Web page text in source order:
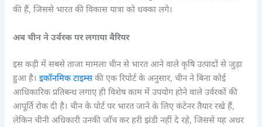
की हैं, जिससे भारत की विकास यात्रा को धक्का लगे।
अब चीन ने उर्वरक पर लगाया बैरियर
इस कड़ी में सबसे ताजा मामला चीन से भारत आने वाले कृषि उत्पादों से जुड़ा
हुआ है।इकॉनमिक टाइम्स की एक रिपोर्ट के अनुसार, चीन ने बिना कोई
आधिकारिक प्रतिबन्ध लगाए ही विशेष काम में उपयोग होने वाले उर्वरकों की
आपूर्ति रोक दी है। चीन के पोर्ट पर भारत जाने के लिए कंटेनर तैयार रखे हैं,
लेकिन चीनी अधिकारी उनकी जाँच कर हरी झंडी नहीं दे रहे, जिससे यह अधर